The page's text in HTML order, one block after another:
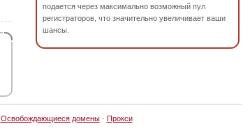
подается через максимально возможный пул
регистраторов, что значительно увеличивает ваши
шансы.
Освобождающиеся домены· Прокси